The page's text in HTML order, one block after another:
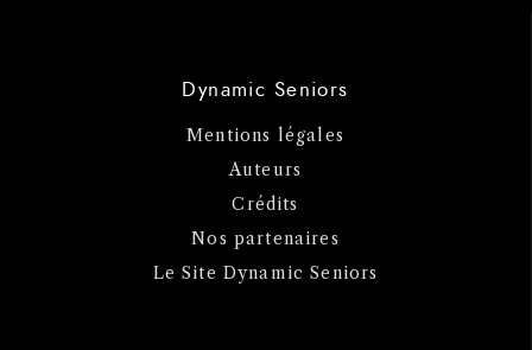
Dynamic Seniors
Mentions légales
Auteurs
Crédits
Nos partenaires
Le Site Dynamic Seniors